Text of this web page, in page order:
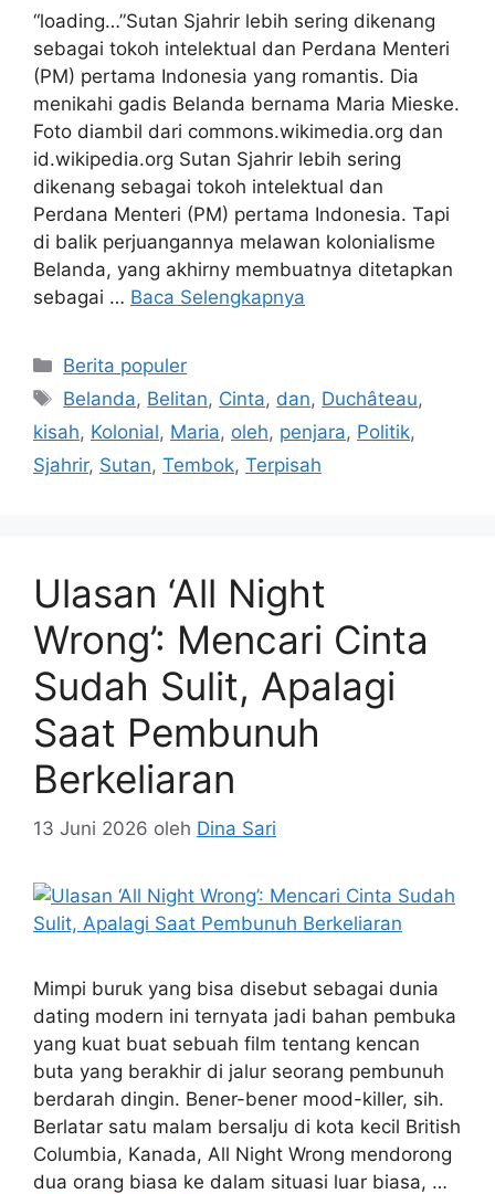
“loading…”Sutan Sjahrir lebih sering dikenang
sebagai tokoh intelektual dan Perdana Menteri
(PM) pertama Indonesia yang romantis. Dia
menikahi gadis Belanda bernama Maria Mieske.
Foto diambil dari commons.wikimedia.org dan
id.wikipedia.org Sutan Sjahrir lebih sering
dikenang sebagai tokoh intelektual dan
Perdana Menteri (PM) pertama Indonesia. Tapi
di balik perjuangannya melawan kolonialisme
Belanda, yang akhirny membuatnya ditetapkan
sebagai … Baca Selengkapnya
Kategori
Berita populer
Tag
Belanda, Belitan, Cinta, dan, Duchâteau,
kisah, Kolonial, Maria, oleh, penjara, Politik,
Sjahrir, Sutan, Tembok, Terpisah
Ulasan ‘All Night
Wrong’: Mencari Cinta
Sudah Sulit, Apalagi
Saat Pembunuh
Berkeliaran
13 Juni 2026 oleh Dina Sari
Mimpi buruk yang bisa disebut sebagai dunia
dating modern ini ternyata jadi bahan pembuka
yang kuat buat sebuah film tentang kencan
buta yang berakhir di jalur seorang pembunuh
berdarah dingin. Bener-bener mood-killer, sih.
Berlatar satu malam bersalju di kota kecil British
Columbia, Kanada, All Night Wrong mendorong
dua orang biasa ke dalam situasi luar biasa, …